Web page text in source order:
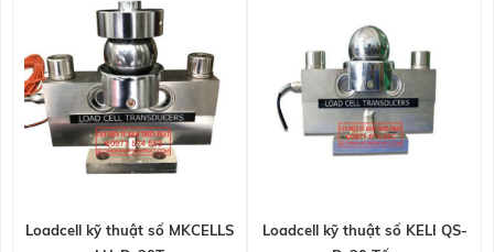
Loadcell kỹ thuật số MKCELLS
Loadcell kỹ thuật số KELI QS-